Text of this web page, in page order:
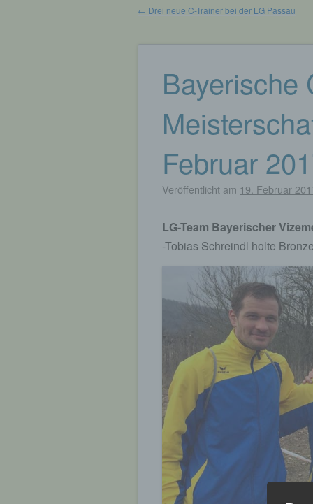
← Drei neue C-Trainer bei der LG Passau
Bayerische
Februar
Veröffentlicht am 19. Februar
LG-Team Bayerischer
-Tobias Schreindl holte